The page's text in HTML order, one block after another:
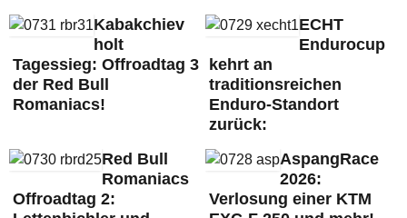
Kabakchiev
holt
Tagessieg: Offroadtag 3
der Red Bull
Romaniacs!
ECHT
Endurocup
kehrt an
traditionsreichen
Enduro-Standort
zurück:
Red Bull
Romaniacs
Offroadtag 2:
AspangRace
2026:
Verlosung einer KTM